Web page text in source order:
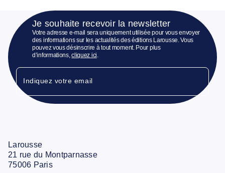
Je souhaite recevoir la newsletter
Votre adresse e-mail sera uniquement utilisée pour vous envoyer
des informations sur les actualités des éditions Larousse. Vous
pouvez vous désinscrire à tout moment. Pour plus
d’informations,cliquez ici.
Indiquez votre email
Larousse
21 rue du Montparnasse
75006 Paris